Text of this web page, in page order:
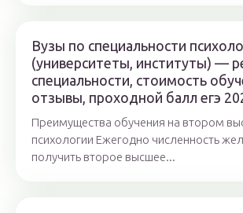
Вузы по специальности
(университеты, институты) —
специальности, стоимость
отзывы, проходной балл егэ
Преимущества обучения на втором
психологии Ежегодно численность
получить второе высшее...